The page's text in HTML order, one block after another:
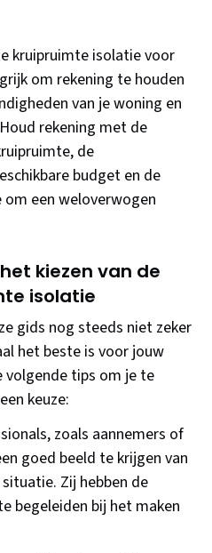
kruipruimte isolatie voor
om rekening te houden
van je woning en
rekening met de
de
budget en de
een weloverwogen
kiezen van de
isolatie
gids nog steeds niet zeker
het beste is voor jouw
volgende tips om je te
keuze:
zoals aannemers of
goed beeld te krijgen van
Zij hebben de
begeleiden bij het maken